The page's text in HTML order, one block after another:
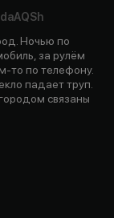
AQSh
Ночью по
за рулём
то по телефону.
падает труп.
связаны